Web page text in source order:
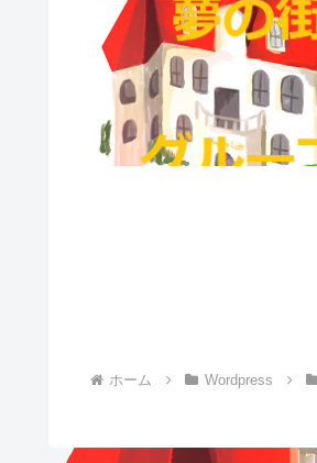
ホーム Wordpress